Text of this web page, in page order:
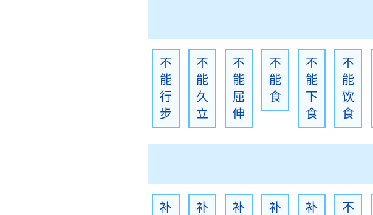
不
能
行
步
不
能
久
立
不
能
屈
伸
不
能
食
不
能
下
食
不
能
饮
食
补
补
补
补
补
不